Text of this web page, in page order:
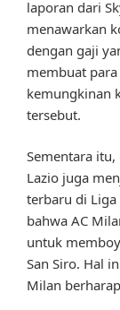
laporan dari
menawarkan
dengan gaji
membuat
kemungkinan
tersebut.
Sementara
Lazio juga
terbaru di
bahwa AC
untuk
San Siro. Hal
Milan